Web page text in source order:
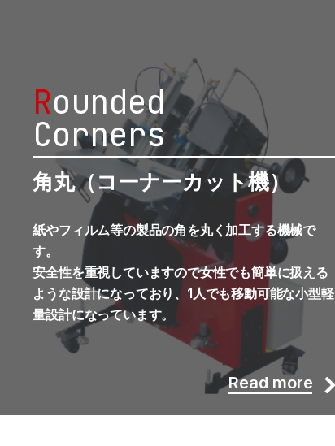
Rounded
Corners
角丸（コーナーカット機）
紙やフィルム等の製品の角を丸く加工する機械で
す。
安全性を重視していますので女性でも簡単に扱える
ような設計になっており、1人でも移動可能な小型軽
量設計になっています。
Read more